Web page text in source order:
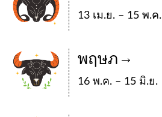
13 เม.ย. – 15 พ.ค.
พฤษภ
16 พ.ค. – 15 มิ.ย.